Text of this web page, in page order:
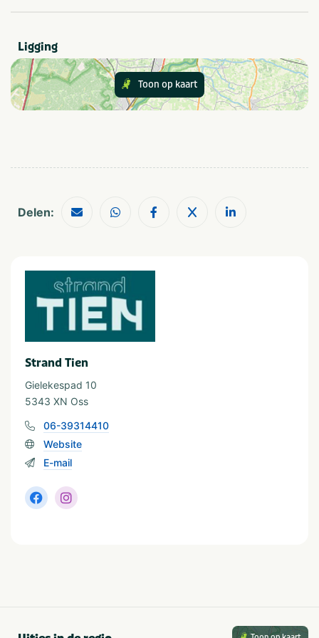
schoonmaakacties bijdragen aan een nette omgeving.
Bedrijfsfeest
Bedrijfsuitje
Familiedag
Kinderfeestje
Vrijgezellenfeest mannen
Vrijgezellenfeest vrouwen
Gezinsuitje
Groepen
Dagje uit
Provincie(s) en streek
Noord-Brabant
Ligging
Toon op kaart
Delen:
Strand Tien
Gielekespad 10
5343 XN Oss
06-39314410
Website
E-mail